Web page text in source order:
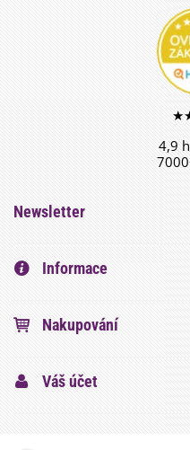
4,9
Newsletter
Informace
Nakupování
Váš účet